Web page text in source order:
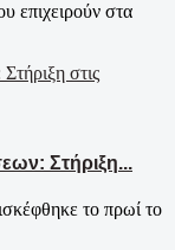
επιχειρούν στα
Στήριξη...
το πρωί το